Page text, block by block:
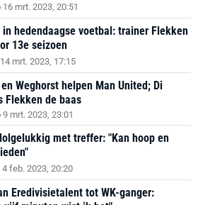
16 mrt. 2023, 20:51
in hedendaagse voetbal: trainer Flekken
13e seizoen
mrt. 2023, 17:15
Weghorst helpen Man United; Di
Flekken de baas
9 mrt. 2023, 23:01
met treffer: "Kan hoop en
4 feb. 2023, 20:20
Eredivisietalent tot WK-ganger: